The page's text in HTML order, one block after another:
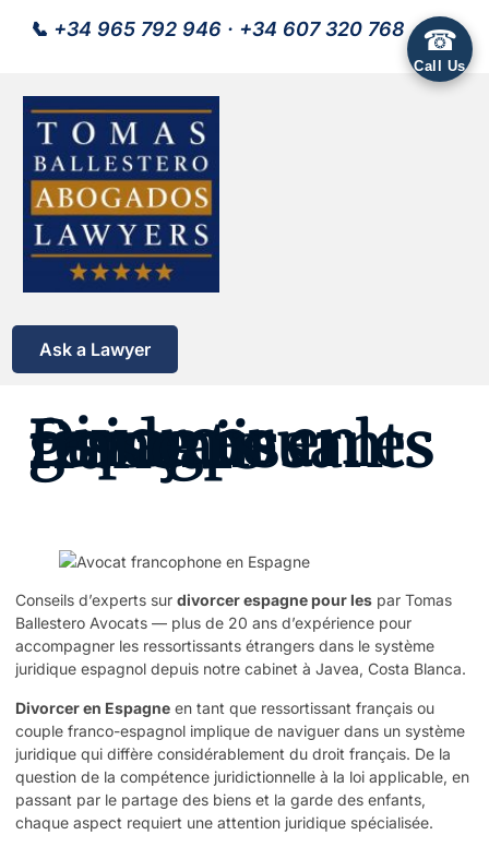
📞 +34 965 792 946 · +34 607 320 768
Ask a Lawyer
Divorcer en Espagne : guide pour les ressortissants français
Conseils d’experts sur divorcer espagne pour les par Tomas
Ballestero Avocats — plus de 20 ans d’expérience pour
accompagner les ressortissants étrangers dans le système
juridique espagnol depuis notre cabinet à Javea, Costa Blanca.
Divorcer en Espagne en tant que ressortissant français ou
couple franco-espagnol implique de naviguer dans un système
juridique qui diffère considérablement du droit français. De la
question de la compétence juridictionnelle à la loi applicable, en
passant par le partage des biens et la garde des enfants,
chaque aspect requiert une attention juridique spécialisée.
☎
Call Us